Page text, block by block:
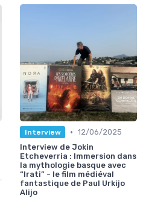
Interview • 12/06/2025
Interview de Jokin
Etcheverria : Immersion dans
la mythologie basque avec
“Irati” - le film médiéval
fantastique de Paul Urkijo
Alijo